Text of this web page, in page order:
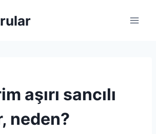
aşırı sancılı
neden?